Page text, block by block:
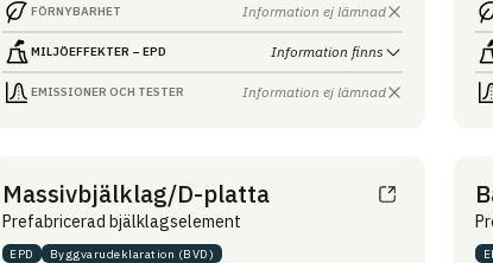
FÖRNYBARHET Information ej lämnad
MILJÖEFFEKTER – EPD Information finns
EMISSIONER OCH TESTER Information ej lämnad
Massivbjälklag/D-platta
Prefabricerad bjälklagselement
EPD
Byggvaru­deklaration (BVD)